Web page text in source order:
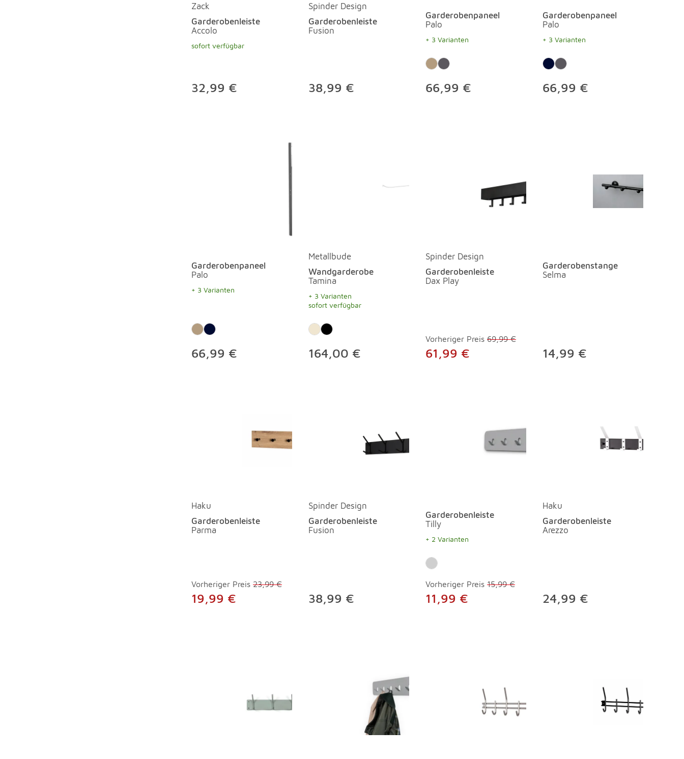
Zack
Garderobenleiste
Accolo
sofort verfügbar
32,99 €
Spinder Design
Garderobenleiste
Fusion
38,99 €
Garderobenpaneel
Palo
+ 3 Varianten
66,99 €
Garderobenpaneel
Palo
+ 3 Varianten
66,99 €
Garderobenpaneel
Palo
+ 3 Varianten
66,99 €
Metallbude
Wandgarderobe
Tamina
+ 3 Varianten
sofort verfügbar
164,00 €
Spinder Design
Garderobenleiste
Dax Play
Vorheriger Preis 69,99 €
61,99 €
Garderobenstange
Selma
14,99 €
Haku
Garderobenleiste
Parma
Vorheriger Preis 23,99 €
19,99 €
Spinder Design
Garderobenleiste
Fusion
38,99 €
Garderobenleiste
Tilly
+ 2 Varianten
Vorheriger Preis 15,99 €
11,99 €
Haku
Garderobenleiste
Arezzo
24,99 €